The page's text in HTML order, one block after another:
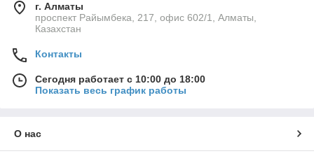
г. Алматы
проспект Райымбека, 217, офис 602/1, Алматы,
Казахстан
Контакты
Сегодня работает с 10:00 до 18:00
Показать весь график работы
О нас